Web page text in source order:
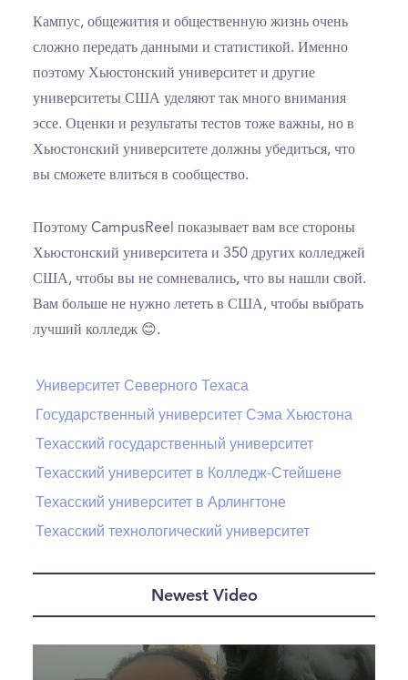
Кампус, общежития и общественную жизнь очень
сложно передать данными и статистикой. Именно
поэтому Хьюстонский университет и другие
университеты США уделяют так много внимания
эссе. Оценки и результаты тестов тоже важны, но в
Хьюстонский университете должны убедиться, что
вы сможете влиться в сообщество.
Поэтому CampusReel показывает вам все стороны
Хьюстонский университета и 350 других колледжей
США, чтобы вы не сомневались, что вы нашли свой.
Вам больше не нужно лететь в США, чтобы выбрать
лучший колледж 😊.
Университет Северного Техаса
Государственный университет Сэма Хьюстона
Техасский государственный университет
Техасский университет в Колледж-Стейшене
Техасский университет в Арлингтоне
Техасский технологический университет
Newest Video